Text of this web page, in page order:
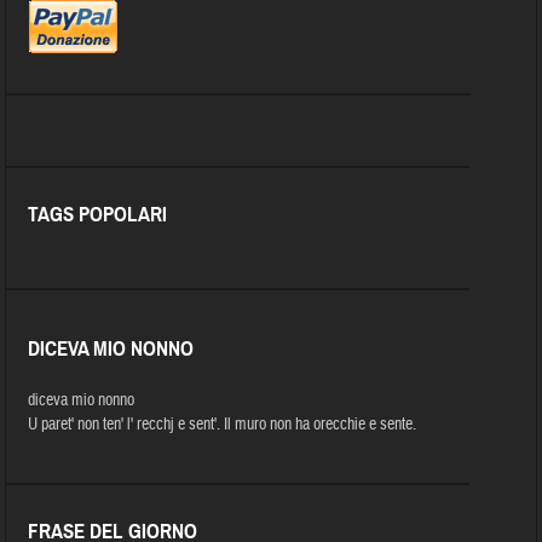
TAGS POPOLARI
DICEVA MIO NONNO
diceva mio nonno
U paret' non ten' l' recchj e sent'. Il muro non ha orecchie e sente.
FRASE DEL GIORNO